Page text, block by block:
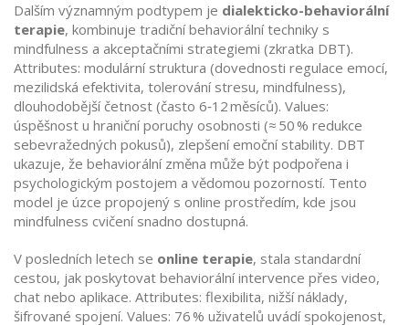
Dalším významným podtypem je dialekticko-behaviorální
terapie, kombinuje tradiční behaviorální techniky s
mindfulness a akceptačními strategiemi (zkratka DBT).
Attributes: modulární struktura (dovednosti regulace emocí,
mezilidská efektivita, tolerování stresu, mindfulness),
dlouhodobější četnost (často 6‑12 měsíců). Values:
úspěšnost u hraniční poruchy osobnosti (≈ 50 % redukce
sebevražedných pokusů), zlepšení emoční stability. DBT
ukazuje, že behaviorální změna může být podpořena i
psychologickým postojem a vědomou pozorností. Tento
model je úzce propojený s online prostředím, kde jsou
mindfulness cvičení snadno dostupná.
V posledních letech se online terapie, stala standardní
cestou, jak poskytovat behaviorální intervence přes video,
chat nebo aplikace. Attributes: flexibilita, nižší náklady,
šifrované spojení. Values: 76 % uživatelů uvádí spokojenost,